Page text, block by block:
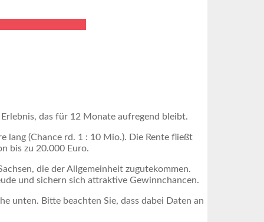
das für 12 Monate aufregend bleibt.
lang (Chance rd. 1 : 10 Mio.). Die Rente fließt
bis zu 20.000 Euro.
die der Allgemeinheit zugutekommen.
und sichern sich attraktive Gewinnchancen.
unten. Bitte beachten Sie, dass dabei Daten an